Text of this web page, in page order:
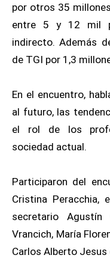
por otros 35
entre 5 y 12 mil
indirecto. Además
de TGI por 1,3
En el encuentro,
al futuro, las
el rol de los
sociedad actual.
Participaron del
Cristina Peracchia,
secretario
Vrancich, María
Carlos Alberto Jesus